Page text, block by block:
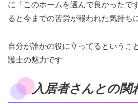
に「このホームを選んで良かったで
ると今までの苦労が報われた気持ち
自分が誰かの役に立ってるというこ
護士の魅力です
入居者さんとの関